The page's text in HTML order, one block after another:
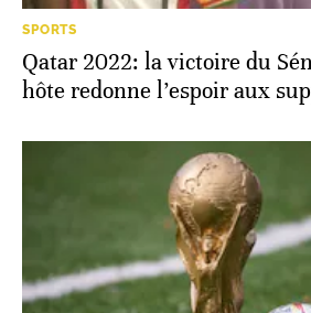
SPORTS
Qatar 2022: la victoire du
hôte redonne l’espoir aux